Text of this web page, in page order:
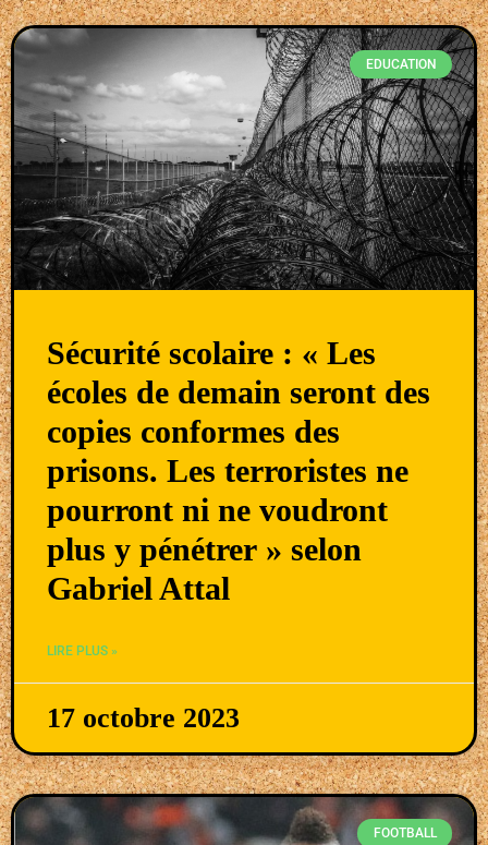
EDUCATION
Sécurité scolaire : « Les
écoles de demain seront des
copies conformes des
prisons. Les terroristes ne
pourront ni ne voudront
plus y pénétrer » selon
Gabriel Attal
LIRE PLUS »
17 octobre 2023
FOOTBALL